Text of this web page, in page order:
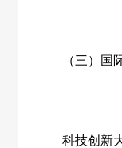
（三）国际
科技创新大